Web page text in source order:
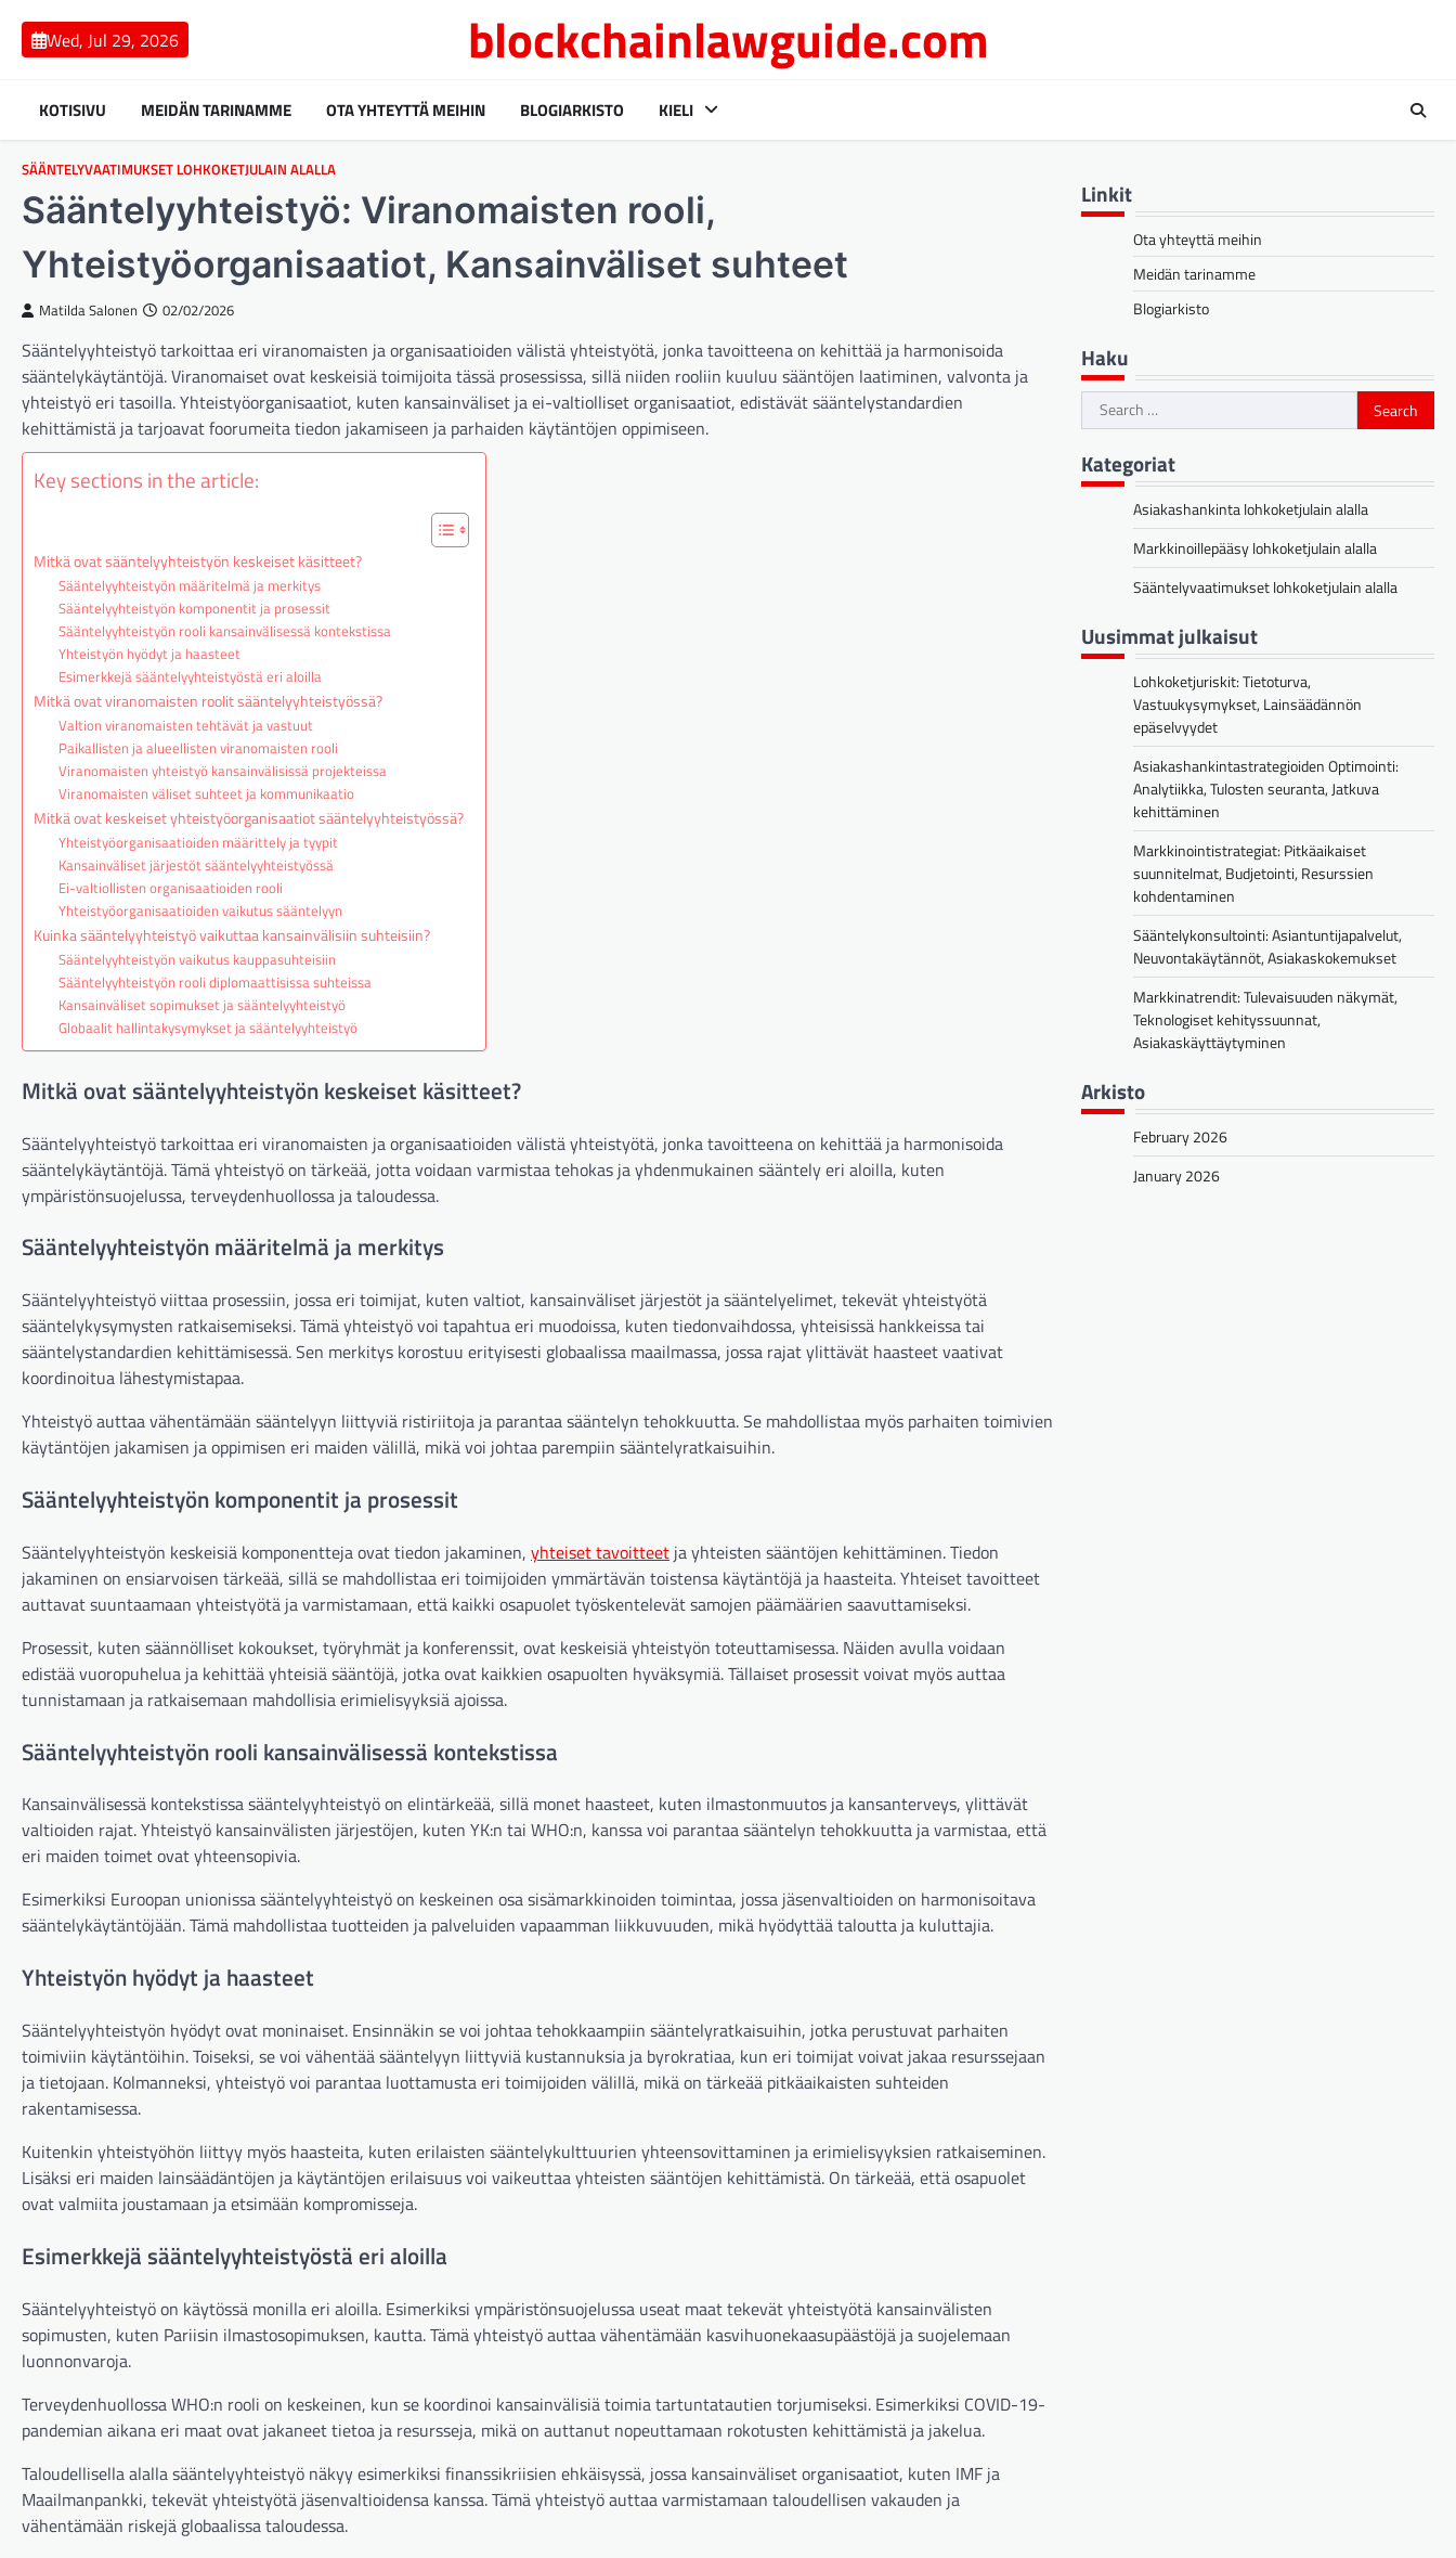
content
Wed, Jul 29, 2026 blockchainlawguide.com
KOTISIVU MEIDÄN TARINAMME OTA YHTEYTTÄ MEIHIN BLOGIARKISTO KIELI
SÄÄNTELYVAATIMUKSET LOHKOKETJULAIN ALALLA
Sääntelyyhteistyö: Viranomaisten rooli,
Yhteistyöorganisaatiot, Kansainväliset suhteet
Matilda Salonen 02/02/2026
Sääntelyyhteistyö tarkoittaa eri viranomaisten ja organisaatioiden välistä yhteistyötä, jonka tavoitteena on kehittää ja harmonisoida
sääntelykäytäntöjä. Viranomaiset ovat keskeisiä toimijoita tässä prosessissa, sillä niiden rooliin kuuluu sääntöjen laatiminen, valvonta ja
yhteistyö eri tasoilla. Yhteistyöorganisaatiot, kuten kansainväliset ja ei-valtiolliset organisaatiot, edistävät sääntelystandardien
kehittämistä ja tarjoavat foorumeita tiedon jakamiseen ja parhaiden käytäntöjen oppimiseen.
Key sections in the article:
Mitkä ovat sääntelyyhteistyön keskeiset käsitteet?
Sääntelyyhteistyön määritelmä ja merkitys
Sääntelyyhteistyön komponentit ja prosessit
Sääntelyyhteistyön rooli kansainvälisessä kontekstissa
Yhteistyön hyödyt ja haasteet
Esimerkkejä sääntelyyhteistyöstä eri aloilla
Mitkä ovat viranomaisten roolit sääntelyyhteistyössä?
Valtion viranomaisten tehtävät ja vastuut
Paikallisten ja alueellisten viranomaisten rooli
Viranomaisten yhteistyö kansainvälisissä projekteissa
Viranomaisten väliset suhteet ja kommunikaatio
Mitkä ovat keskeiset yhteistyöorganisaatiot sääntelyyhteistyössä?
Yhteistyöorganisaatioiden määrittely ja tyypit
Kansainväliset järjestöt sääntelyyhteistyössä
Ei-valtiollisten organisaatioiden rooli
Yhteistyöorganisaatioiden vaikutus sääntelyyn
Kuinka sääntelyyhteistyö vaikuttaa kansainvälisiin suhteisiin?
Sääntelyyhteistyön vaikutus kauppasuhteisiin
Sääntelyyhteistyön rooli diplomaattisissa suhteissa
Kansainväliset sopimukset ja sääntelyyhteistyö
Globaalit hallintakysymykset ja sääntelyyhteistyö
Mitkä ovat sääntelyyhteistyön keskeiset käsitteet?
Sääntelyyhteistyö tarkoittaa eri viranomaisten ja organisaatioiden välistä yhteistyötä, jonka tavoitteena on kehittää ja harmonisoida
sääntelykäytäntöjä. Tämä yhteistyö on tärkeää, jotta voidaan varmistaa tehokas ja yhdenmukainen sääntely eri aloilla, kuten
ympäristönsuojelussa, terveydenhuollossa ja taloudessa.
Sääntelyyhteistyön määritelmä ja merkitys
Sääntelyyhteistyö viittaa prosessiin, jossa eri toimijat, kuten valtiot, kansainväliset järjestöt ja sääntelyelimet, tekevät yhteistyötä
sääntelykysymysten ratkaisemiseksi. Tämä yhteistyö voi tapahtua eri muodoissa, kuten tiedonvaihdossa, yhteisissä hankkeissa tai
sääntelystandardien kehittämisessä. Sen merkitys korostuu erityisesti globaalissa maailmassa, jossa rajat ylittävät haasteet vaativat
koordinoitua lähestymistapaa.
Yhteistyö auttaa vähentämään sääntelyyn liittyviä ristiriitoja ja parantaa sääntelyn tehokkuutta. Se mahdollistaa myös parhaiten toimivien
käytäntöjen jakamisen ja oppimisen eri maiden välillä, mikä voi johtaa parempiin sääntelyratkaisuihin.
Sääntelyyhteistyön komponentit ja prosessit
Sääntelyyhteistyön keskeisiä komponentteja ovat tiedon jakaminen, yhteiset tavoitteet ja yhteisten sääntöjen kehittäminen. Tiedon
jakaminen on ensiarvoisen tärkeää, sillä se mahdollistaa eri toimijoiden ymmärtävän toistensa käytäntöjä ja haasteita. Yhteiset tavoitteet
auttavat suuntaamaan yhteistyötä ja varmistamaan, että kaikki osapuolet työskentelevät samojen päämäärien saavuttamiseksi.
Prosessit, kuten säännölliset kokoukset, työryhmät ja konferenssit, ovat keskeisiä yhteistyön toteuttamisessa. Näiden avulla voidaan
edistää vuoropuhelua ja kehittää yhteisiä sääntöjä, jotka ovat kaikkien osapuolten hyväksymiä. Tällaiset prosessit voivat myös auttaa
tunnistamaan ja ratkaisemaan mahdollisia erimielisyyksiä ajoissa.
Sääntelyyhteistyön rooli kansainvälisessä kontekstissa
Kansainvälisessä kontekstissa sääntelyyhteistyö on elintärkeää, sillä monet haasteet, kuten ilmastonmuutos ja kansanterveys, ylittävät
valtioiden rajat. Yhteistyö kansainvälisten järjestöjen, kuten YK:n tai WHO:n, kanssa voi parantaa sääntelyn tehokkuutta ja varmistaa, että
eri maiden toimet ovat yhteensopivia.
Esimerkiksi Euroopan unionissa sääntelyyhteistyö on keskeinen osa sisämarkkinoiden toimintaa, jossa jäsenvaltioiden on harmonisoitava
sääntelykäytäntöjään. Tämä mahdollistaa tuotteiden ja palveluiden vapaamman liikkuvuuden, mikä hyödyttää taloutta ja kuluttajia.
Yhteistyön hyödyt ja haasteet
Sääntelyyhteistyön hyödyt ovat moninaiset. Ensinnäkin se voi johtaa tehokkaampiin sääntelyratkaisuihin, jotka perustuvat parhaiten
toimiviin käytäntöihin. Toiseksi, se voi vähentää sääntelyyn liittyviä kustannuksia ja byrokratiaa, kun eri toimijat voivat jakaa resurssejaan
ja tietojaan. Kolmanneksi, yhteistyö voi parantaa luottamusta eri toimijoiden välillä, mikä on tärkeää pitkäaikaisten suhteiden
rakentamisessa.
Kuitenkin yhteistyöhön liittyy myös haasteita, kuten erilaisten sääntelykulttuurien yhteensovittaminen ja erimielisyyksien ratkaiseminen.
Lisäksi eri maiden lainsäädäntöjen ja käytäntöjen erilaisuus voi vaikeuttaa yhteisten sääntöjen kehittämistä. On tärkeää, että osapuolet
ovat valmiita joustamaan ja etsimään kompromisseja.
Esimerkkejä sääntelyyhteistyöstä eri aloilla
Sääntelyyhteistyö on käytössä monilla eri aloilla. Esimerkiksi ympäristönsuojelussa useat maat tekevät yhteistyötä kansainvälisten
sopimusten, kuten Pariisin ilmastosopimuksen, kautta. Tämä yhteistyö auttaa vähentämään kasvihuonekaasupäästöjä ja suojelemaan
luonnonvaroja.
Terveydenhuollossa WHO:n rooli on keskeinen, kun se koordinoi kansainvälisiä toimia tartuntatautien torjumiseksi. Esimerkiksi COVID-19-
pandemian aikana eri maat ovat jakaneet tietoa ja resursseja, mikä on auttanut nopeuttamaan rokotusten kehittämistä ja jakelua.
Taloudellisella alalla sääntelyyhteistyö näkyy esimerkiksi finanssikriisien ehkäisyssä, jossa kansainväliset organisaatiot, kuten IMF ja
Maailmanpankki, tekevät yhteistyötä jäsenvaltioidensa kanssa. Tämä yhteistyö auttaa varmistamaan taloudellisen vakauden ja
vähentämään riskejä globaalissa taloudessa.
Linkit
Ota yhteyttä meihin
Meidän tarinamme
Blogiarkisto
Haku
Search
for:
Kategoriat
Asiakashankinta lohkoketjulain alalla
Markkinoillepääsy lohkoketjulain alalla
Sääntelyvaatimukset lohkoketjulain alalla
Uusimmat julkaisut
Lohkoketjuriskit: Tietoturva,
Vastuukysymykset, Lainsäädännön
epäselvyydet
Asiakashankintastrategioiden Optimointi:
Analytiikka, Tulosten seuranta, Jatkuva
kehittäminen
Markkinointistrategiat: Pitkäaikaiset
suunnitelmat, Budjetointi, Resurssien
kohdentaminen
Sääntelykonsultointi: Asiantuntijapalvelut,
Neuvontakäytännöt, Asiakaskokemukset
Markkinatrendit: Tulevaisuuden näkymät,
Teknologiset kehityssuunnat,
Asiakaskäyttäytyminen
Arkisto
February 2026
January 2026